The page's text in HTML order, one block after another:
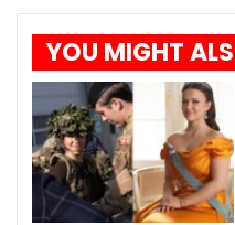
Aug 5, 2026
କସ୍ତୁରବା
Aug 4, 2026
ଯଦି ଆପଣ ଫର୍ମ ପୂରଣ
ତାରିଖ ଭିତରେ ୧୦୦
YOU MIGHT